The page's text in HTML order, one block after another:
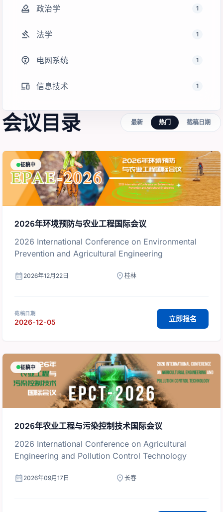
how_to_vote 政治学 1
gavel 法学 1
electric_meter 电网系统 1
devices 信息技术 1
会议目录 最新 热门 截稿日期
征稿中
2026年环境预防与农业工程国际会议
2026 International Conference on Environmental
Prevention and Agricultural Engineering
calendar_month 2026年12月22日 location_on 桂林
截稿日期
2026-12-05 立即报名
征稿中
2026年农业工程与污染控制技术国际会议
2026 International Conference on Agricultural
Engineering and Pollution Control Technology
calendar_month 2026年09月17日 location_on 长春